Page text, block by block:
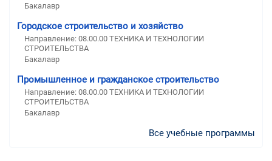
Бакалавр
Городское строительство и хозяйство
Направление: 08.00.00 ТЕХНИКА И ТЕХНОЛОГИИ
СТРОИТЕЛЬСТВА
Бакалавр
Промышленное и гражданское строительство
Направление: 08.00.00 ТЕХНИКА И ТЕХНОЛОГИИ
СТРОИТЕЛЬСТВА
Бакалавр
Все учебные программы